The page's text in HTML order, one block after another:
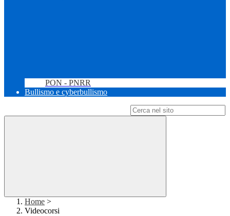
PON - PNRR
Bullismo e cyberbullismo
Home >
Videocorsi